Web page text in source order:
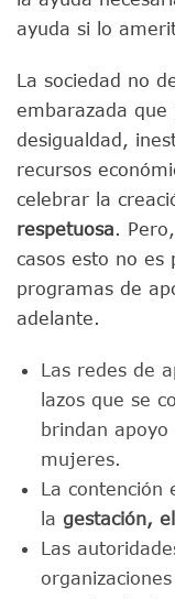
ayuda si lo
La sociedad no
embarazada que
desigualdad,
recursos
celebrar la
respetuosa.
casos esto no es
programas de
adelante.
Las redes de
lazos que se
brindan
mujeres.
La contención
la gestación,
Las